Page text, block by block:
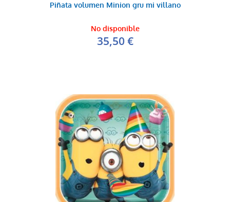
Piñata volumen Minion gru mi villano
No disponible
35,50 €